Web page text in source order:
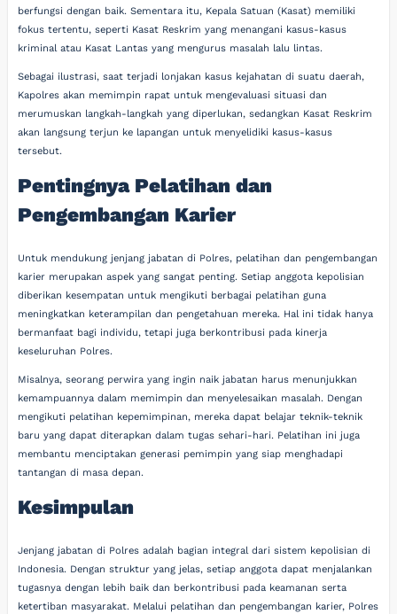
berfungsi dengan baik. Sementara itu, Kepala Satuan (Kasat) memiliki
fokus tertentu, seperti Kasat Reskrim yang menangani kasus-kasus
kriminal atau Kasat Lantas yang mengurus masalah lalu lintas.
Sebagai ilustrasi, saat terjadi lonjakan kasus kejahatan di suatu daerah,
Kapolres akan memimpin rapat untuk mengevaluasi situasi dan
merumuskan langkah-langkah yang diperlukan, sedangkan Kasat Reskrim
akan langsung terjun ke lapangan untuk menyelidiki kasus-kasus
tersebut.
Pentingnya Pelatihan dan
Pengembangan Karier
Untuk mendukung jenjang jabatan di Polres, pelatihan dan pengembangan
karier merupakan aspek yang sangat penting. Setiap anggota kepolisian
diberikan kesempatan untuk mengikuti berbagai pelatihan guna
meningkatkan keterampilan dan pengetahuan mereka. Hal ini tidak hanya
bermanfaat bagi individu, tetapi juga berkontribusi pada kinerja
keseluruhan Polres.
Misalnya, seorang perwira yang ingin naik jabatan harus menunjukkan
kemampuannya dalam memimpin dan menyelesaikan masalah. Dengan
mengikuti pelatihan kepemimpinan, mereka dapat belajar teknik-teknik
baru yang dapat diterapkan dalam tugas sehari-hari. Pelatihan ini juga
membantu menciptakan generasi pemimpin yang siap menghadapi
tantangan di masa depan.
Kesimpulan
Jenjang jabatan di Polres adalah bagian integral dari sistem kepolisian di
Indonesia. Dengan struktur yang jelas, setiap anggota dapat menjalankan
tugasnya dengan lebih baik dan berkontribusi pada keamanan serta
ketertiban masyarakat. Melalui pelatihan dan pengembangan karier, Polres